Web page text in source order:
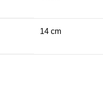
14 cm